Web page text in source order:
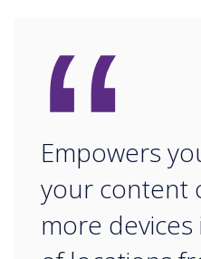
“
Empowers
your content
more